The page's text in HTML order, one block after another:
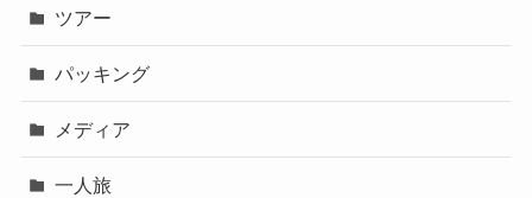
ツアー
パッキング
メディア
一人旅